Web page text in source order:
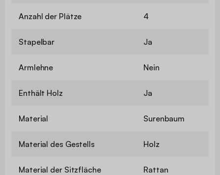
Anzahl der Plätze 4
Stapelbar Ja
Armlehne Nein
Enthält Holz Ja
Material Surenbaum
Material des Gestells Holz
Material der Sitzfläche Rattan